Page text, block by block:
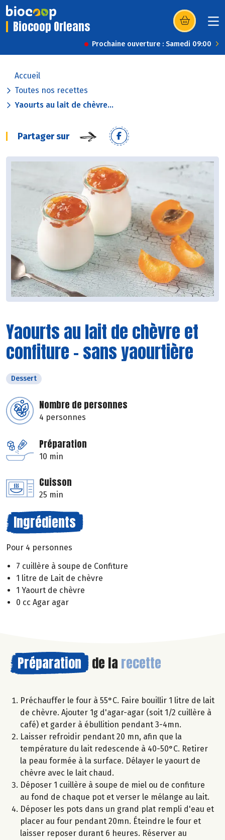
Biocoop Orleans (s’ouvre dans
Prochaine ouverture : Samedi 09:00
Accueil
Toutes nos recettes
Yaourts au lait de chèvre...
Partager sur
Yaourts au lait de chèvre et
confiture - sans yaourtière
Dessert
Nombre de personnes
4 personnes
Préparation
10 min
Cuisson
25 min
Ingrédients
Pour 4 personnes
7 cuillère à soupe de Confiture
1 litre de Lait de chèvre
1 Yaourt de chèvre
0 cc Agar agar
Préparation de la recette
Préchauffer le four à 55°C. Faire bouillir 1 litre de lait
de chèvre. Ajouter 1g d'agar-agar (soit 1/2 cuillère à
café) et garder à ébullition pendant 3-4mn.
Laisser refroidir pendant 20 mn, afin que la
température du lait redescende à 40-50°C. Retirer
la peau formée à la surface. Délayer le yaourt de
chèvre avec le lait chaud.
Déposer 1 cuillère à soupe de miel ou de confiture
au fond de chaque pot et verser le mélange au lait.
Déposer les pots dans un grand plat rempli d'eau et
placer au four pendant 20mn. Éteindre le four et
laisser reposer durant 6 heures. Réserver au